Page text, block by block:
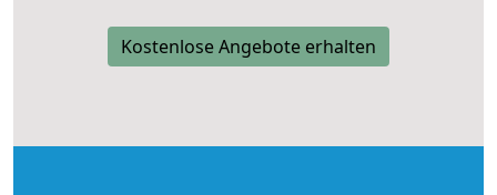
Kostenlose Angebote erhalten